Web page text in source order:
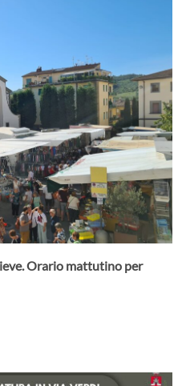
Orario mattutino per